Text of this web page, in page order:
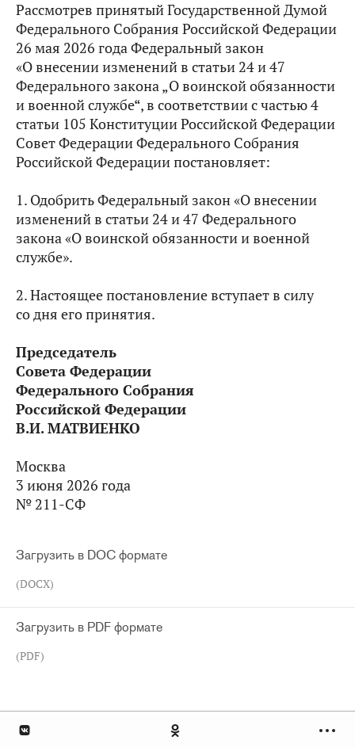
Рассмотрев принятый Государственной Думой
Федерального Собрания Российской Федерации
26 мая 2026 года Федеральный закон
«О внесении изменений в статьи 24 и 47
Федерального закона „О воинской обязанности
и военной службе“, в соответствии с частью 4
статьи 105 Конституции Российской Федерации
Совет Федерации Федерального Собрания
Российской Федерации постановляет:
1. Одобрить Федеральный закон «О внесении
изменений в статьи 24 и 47 Федерального
закона «О воинской обязанности и военной
службе».
2. Настоящее постановление вступает в силу
со дня его принятия.
Председатель
Совета Федерации
Федерального Собрания
Российской Федерации
В.И. МАТВИЕНКО
Москва
3 июня 2026 года
№ 211-СФ
Загрузить в DOC формате
(DOCX)
Загрузить в PDF формате
(PDF)